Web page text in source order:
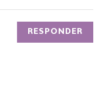
RESPONDER